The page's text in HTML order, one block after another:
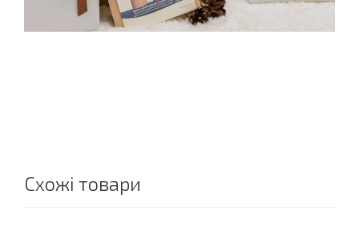
Схожі товари